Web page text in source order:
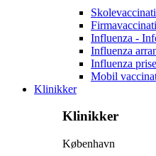
Influenza -
Influenza
Influenza
Mobil
Klinikker
Klinikker
København